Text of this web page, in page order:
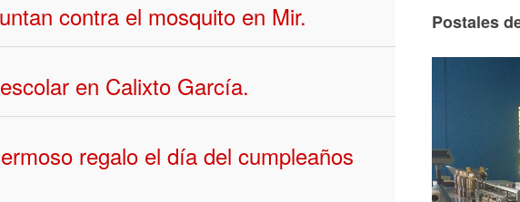
contra el mosquito en Mir.
en Calixto García.
regalo el día del cumpleaños
Postales